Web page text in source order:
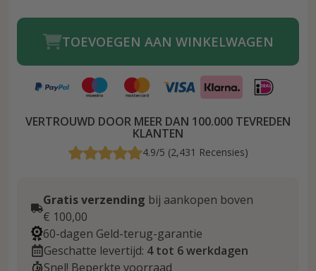
TOEVOEGEN AAN WINKELWAGEN
VERTROUWD DOOR MEER DAN 100.000 TEVREDEN
KLANTEN
4.9/5 (2,431 Recensies)
Gratis verzending bij aankopen boven
€ 100,00
60-dagen Geld-terug-garantie
Geschatte levertijd: 4 tot 6 werkdagen
Snel! Beperkte voorraad